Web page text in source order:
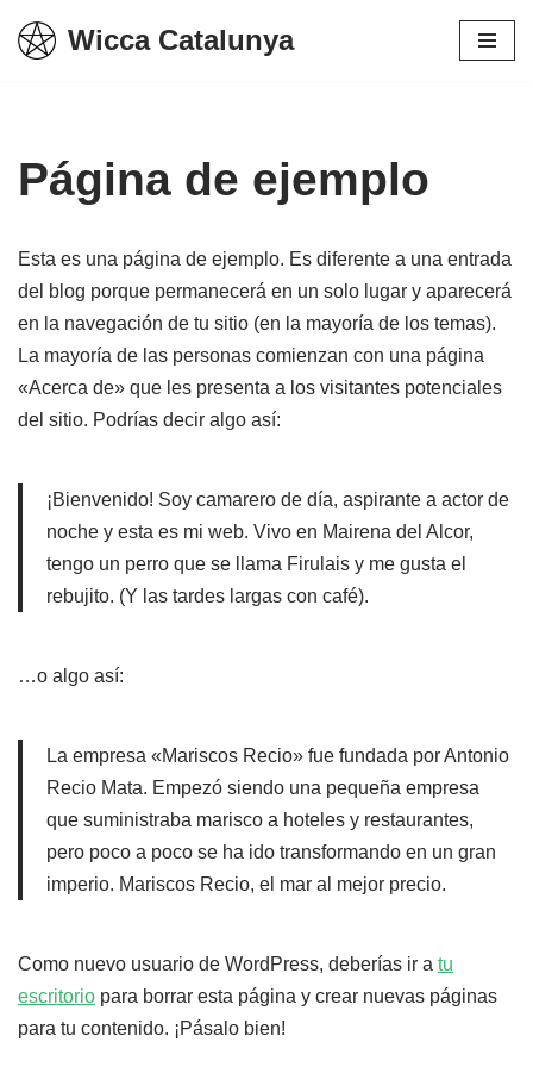
Vés
Wicca Catalunya
Página de ejemplo
Esta es una página de ejemplo. Es diferente a una entrada
del blog porque permanecerá en un solo lugar y aparecerá
en la navegación de tu sitio (en la mayoría de los temas).
La mayoría de las personas comienzan con una página
«Acerca de» que les presenta a los visitantes potenciales
del sitio. Podrías decir algo así:
¡Bienvenido! Soy camarero de día, aspirante a actor de
noche y esta es mi web. Vivo en Mairena del Alcor,
tengo un perro que se llama Firulais y me gusta el
rebujito. (Y las tardes largas con café).
…o algo así:
La empresa «Mariscos Recio» fue fundada por Antonio
Recio Mata. Empezó siendo una pequeña empresa
que suministraba marisco a hoteles y restaurantes,
pero poco a poco se ha ido transformando en un gran
imperio. Mariscos Recio, el mar al mejor precio.
Como nuevo usuario de WordPress, deberías ir a tu
escritorio para borrar esta página y crear nuevas páginas
para tu contenido. ¡Pásalo bien!